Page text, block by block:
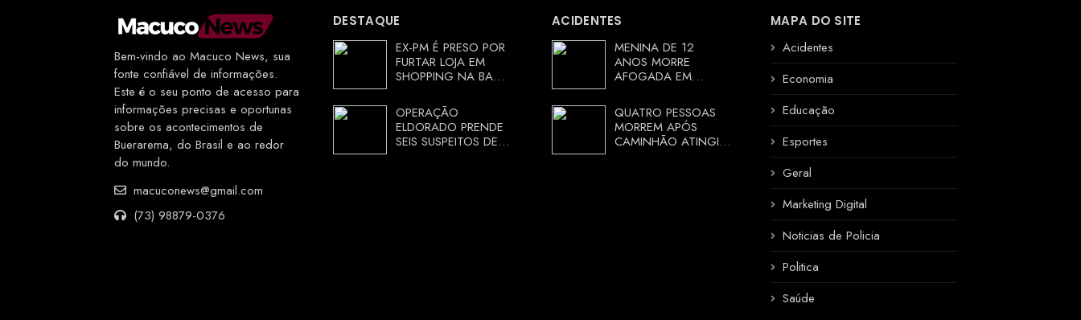
Bem-vindo ao Macuco News, sua
fonte confiável de informações.
Este é o seu ponto de acesso para
informações precisas e oportunas
sobre os acontecimentos de
Buerarema, do Brasil e ao redor
do mundo.
macuconews@gmail.com
(73) 98879-0376
DESTAQUE
EX-PM É PRESO POR
FURTAR LOJA EM
SHOPPING NA BAHIA
CORRENDO DE
DELEGACIA
OPERAÇÃO
ELDORADO PRENDE
SEIS SUSPEITOS DE
ACIDENTES
MENINA DE 12
ANOS MORRE
AFOGADA EM
RURAL DE ARACI,
BAHIA; POLÍCIA
INVESTIGA
CIRCUNSTÂNCIAS
QUATRO PESSOAS
MORREM APÓS
CAMINHÃO ATINGIR
MAPA DO SITE
Acidentes
Economia
Educação
Esportes
Geral
Marketing Digital
Noticias de Policia
Politica
Saúde